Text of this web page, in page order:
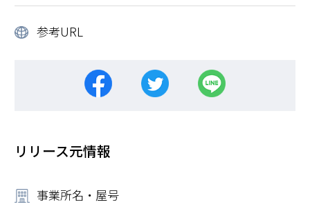
参考URL
リリース元情報
事業所名・屋号